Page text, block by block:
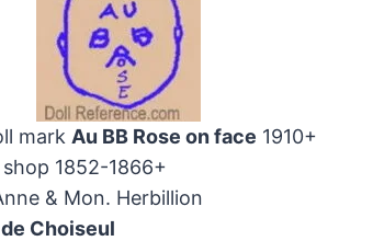
mark Au BB Rose on face 1910+
1852-1866+
& Mon. Herbillion
Choiseul